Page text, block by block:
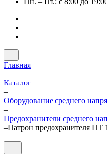
Пн. – Пт.: с 8:00 до
Главная
–
Каталог
–
Оборудование среднего
–
Предохранители среднего
–Патрон предохранителя ПТ